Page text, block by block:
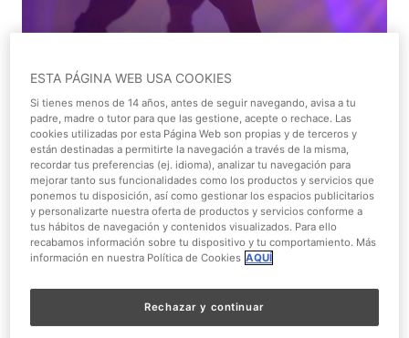
Espectáculo musical
Todos los públicos
Gratis
ESTA PÁGINA WEB USA COOKIES
Si tienes menos de 14 años, antes de seguir navegando, avisa a tu
padre, madre o tutor para que las gestione, acepte o rechace. Las
cookies utilizadas por esta Página Web son propias y de terceros y
están destinadas a permitirte la navegación a través de la misma,
recordar tus preferencias (ej. idioma), analizar tu navegación para
mejorar tanto sus funcionalidades como los productos y servicios que
ponemos tu disposición, así como gestionar los espacios publicitarios
y personalizarte nuestra oferta de productos y servicios conforme a
tus hábitos de navegación y contenidos visualizados. Para ello
recabamos información sobre tu dispositivo y tu comportamiento. Más
información en nuestra Política de Cookies AQUÍ
Rechazar y continuar